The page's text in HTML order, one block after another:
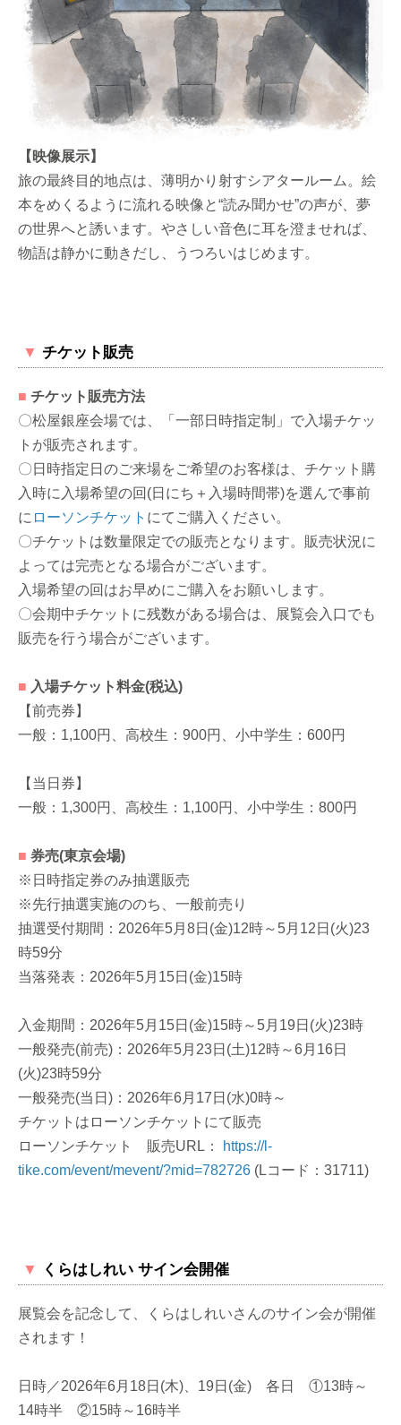
【映像展示】
旅の最終目的地点は、薄明かり射すシアタールーム。絵
本をめくるように流れる映像と“読み聞かせ”の声が、夢
の世界へと誘います。やさしい音色に耳を澄ませれば、
物語は静かに動きだし、うつろいはじめます。
▼ チケット販売
■ チケット販売方法
〇松屋銀座会場では、「一部日時指定制」で入場チケッ
トが販売されます。
〇日時指定日のご来場をご希望のお客様は、チケット購
入時に入場希望の回(日にち＋入場時間帯)を選んで事前
に ローソンチケット にてご購入ください。
〇チケットは数量限定での販売となります。販売状況に
よっては完売となる場合がございます。
入場希望の回はお早めにご購入をお願いします。
〇会期中チケットに残数がある場合は、展覧会入口でも
販売を行う場合がございます。
■ 入場チケット料金(税込)
【前売券】
一般：1,100円、高校生：900円、小中学生：600円
【当日券】
一般：1,300円、高校生：1,100円、小中学生：800円
■ 券売(東京会場)
※日時指定券のみ抽選販売
※先行抽選実施ののち、一般前売り
抽選受付期間：2026年5月8日(金)12時～5月12日(火)23
時59分
当落発表：2026年5月15日(金)15時
入金期間：2026年5月15日(金)15時～5月19日(火)23時
一般発売(前売)：2026年5月23日(土)12時～6月16日
(火)23時59分
一般発売(当日)：2026年6月17日(水)0時～
チケットはローソンチケットにて販売
ローソンチケット 販売URL：
https://l-
tike.com/event/mevent/?mid=782726 (Lコード：31711)
▼ くらはしれい サイン会開催
展覧会を記念して、くらはしれいさんのサイン会が開催
されます！
日時／2026年6月18日(木)、19日(金) 各日 ①13時～
14時半 ②15時～16時半